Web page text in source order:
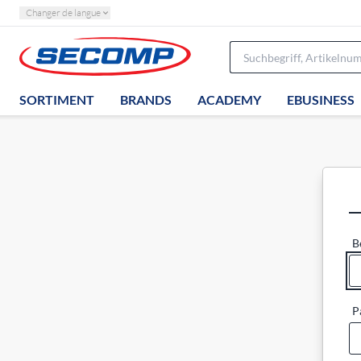
Changer de langue
SORTIMENT BRANDS ACADEMY EBUSINESS